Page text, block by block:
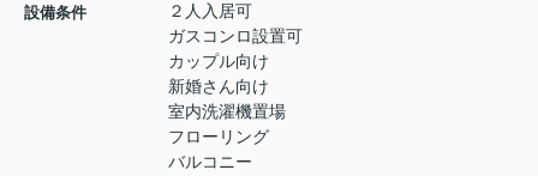
設備条件
２人入居可
ガスコンロ設置可
カップル向け
新婚さん向け
室内洗濯機置場
フローリング
バルコニー